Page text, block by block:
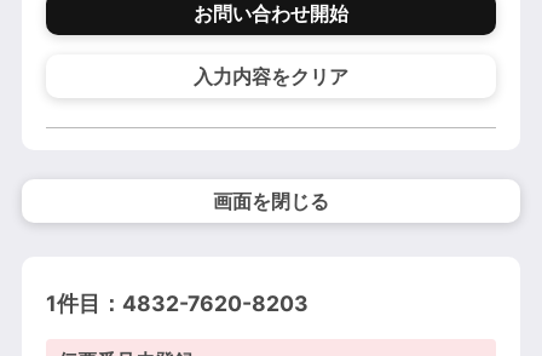
お問い合わせ開始
入力内容をクリア
画面を閉じる
1件目：4832-7620-8203